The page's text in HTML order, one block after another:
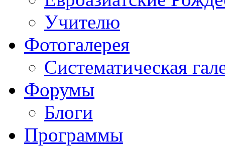
Учителю
Фотогалерея
Систематическая
Форумы
Блоги
Программы